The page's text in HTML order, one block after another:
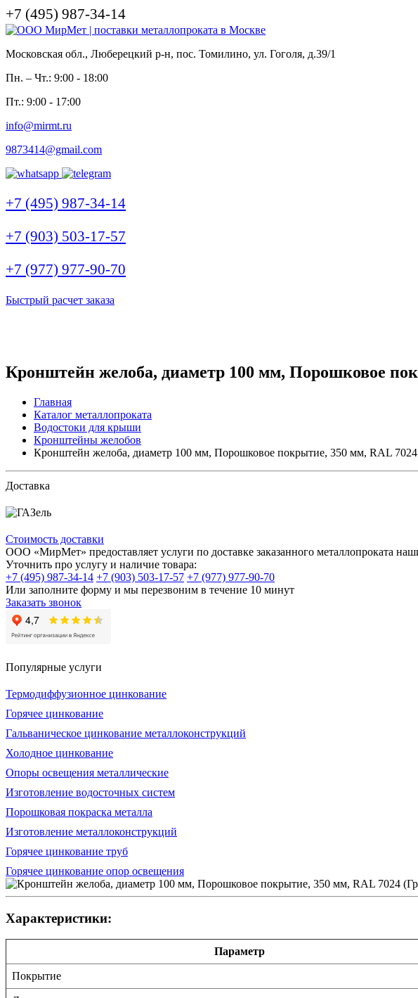
+7 (495) 987-34-14
Московская обл., Люберецкий р-н, пос. Томилино, ул. Гоголя, д.39/1
Пн. – Чт.: 9:00 - 18:00
Пт.: 9:00 - 17:00
info@mirmt.ru
9873414@gmail.com
+7 (495) 987-34-14
+7 (903) 503-17-57
+7 (977) 977-90-70
Быстрый расчет заказа
Кронштейн желоба, диаметр 100 мм, Порошковое
Главная
Каталог металлопроката
Водостоки для крыши
Кронштейны желобов
Кронштейн желоба, диаметр 100 мм, Порошковое покрытие, 350 мм, RAL
Доставка
Стоимость доставки
ООО «МирМет» предоставляет услуги по доставке заказанного металлопроката
Уточнить про услугу и наличие товара:
+7 (495) 987-34-14 +7 (903) 503-17-57 +7 (977) 977-90-70
Или заполните форму и мы перезвоним в течение 10 минут
Заказать звонок
Популярные услуги
Термодиффузионное цинкование
Горячее цинкование
Гальваническое цинкование металлоконструкций
Холодное цинкование
Опоры освещения металлические
Изготовление водосточных систем
Порошковая покраска металла
Изготовление металлоконструкций
Горячее цинкование труб
Горячее цинкование опор освещения
Характеристики:
Параметр
Покрытие